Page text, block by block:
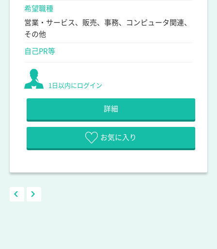
希望職種
営業・サービス、販売、事務、コンピュータ関連、
その他
自己PR等
1日以内にログイン
詳細
お気に入り